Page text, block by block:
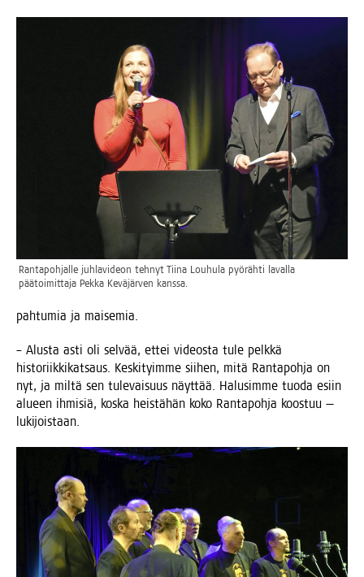
Ran­ta­poh­jal­le juh­la­vi­deon teh­nyt Tii­na Lou­hu­la pyö­räh­ti laval­la
pää­toi­mit­ta­ja Pek­ka Kevä­jär­ven kanssa.
pah­tu­mia ja maisemia.
– Alus­ta asti oli sel­vää, ettei videos­ta tule pelk­kä
his­to­riik­ki­kat­saus. Kes­ki­tyim­me sii­hen, mitä Ran­ta­poh­ja on
nyt, ja mil­tä sen tule­vai­suus näyt­tää. Halusim­me tuo­da esiin
alu­een ihmi­siä, kos­ka heis­tä­hän koko Ran­ta­poh­ja koos­tuu —
lukijoistaan.